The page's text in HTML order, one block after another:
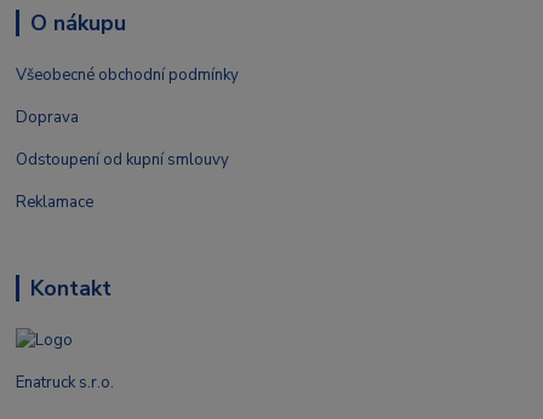
O nákupu
Všeobecné obchodní podmínky
Doprava
Odstoupení od kupní smlouvy
Reklamace
Kontakt
Enatruck s.r.o.